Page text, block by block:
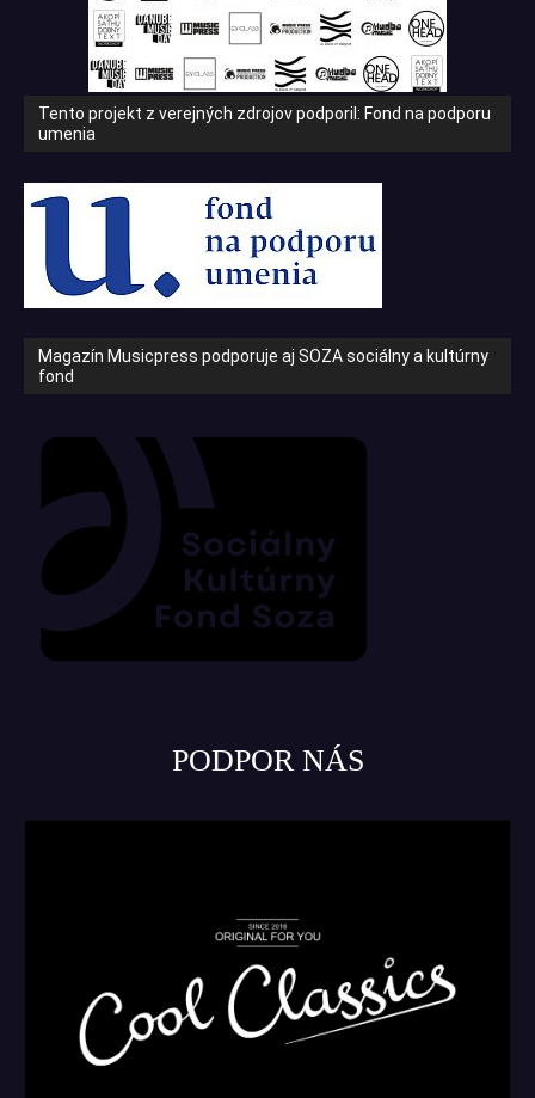
Tento projekt z verejných zdrojov podporil: Fond na podporu
umenia
Magazín Musicpress podporuje aj SOZA sociálny a kultúrny
fond
PODPOR NÁS